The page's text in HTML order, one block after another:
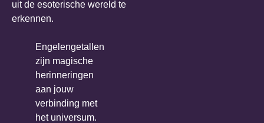
uit de esoterische wereld te
erkennen.
Engelengetallen
zijn magische
herinneringen
aan jouw
verbinding met
het universum.